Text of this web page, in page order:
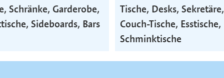
Schränke, Garderobe,
Side­boards, Bars
Tische, Desks, Sekretäre,
Couch-Tische, Esstische,
Schminktische